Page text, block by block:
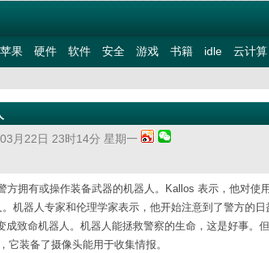
苹果 硬件 软件 安全 游戏 书籍 idle 云计算
月22日 23时14分 星期一
方拥有或操作装备武器的机器人。Kallos 表示，他对使
机器人专家和伦理学家表示，他开始注意到了警方的
致命机器人。机器人能拯救警察的生命，这是好事。
装备了摄像头能用于收集情报。